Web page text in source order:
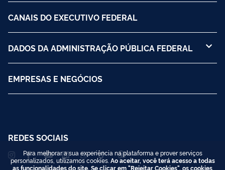
CANAIS DO EXECUTIVO FEDERAL
DADOS DA ADMINISTRAÇÃO PÚBLICA FEDERAL
EMPRESAS E NEGÓCIOS
REDES SOCIAIS
Para melhorar a sua experiência na plataforma e prover serviços
personalizados, utilizamos cookies. Ao aceitar, você terá acesso a todas
as funcionalidades do site. Se clicar em "Rejeitar Cookies", os cookies